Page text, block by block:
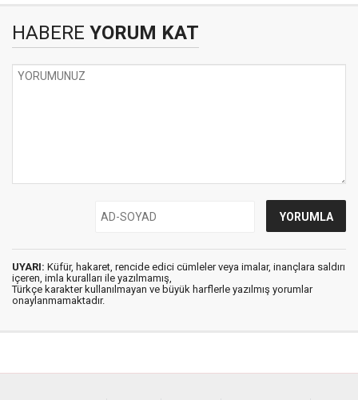
HABERE YORUM KAT
UYARI: Küfür, hakaret, rencide edici cümleler veya imalar, inançlara saldırı
içeren, imla kuralları ile yazılmamış,
Türkçe karakter kullanılmayan ve büyük harflerle yazılmış yorumlar
onaylanmamaktadır.